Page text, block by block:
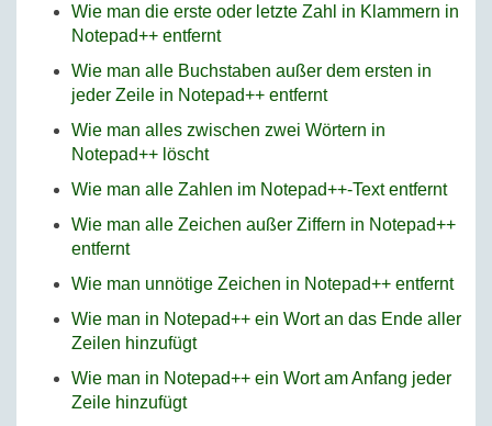
Wie man die erste oder letzte Zahl in Klammern in
Notepad++ entfernt
Wie man alle Buchstaben außer dem ersten in
jeder Zeile in Notepad++ entfernt
Wie man alles zwischen zwei Wörtern in
Notepad++ löscht
Wie man alle Zahlen im Notepad++-Text entfernt
Wie man alle Zeichen außer Ziffern in Notepad++
entfernt
Wie man unnötige Zeichen in Notepad++ entfernt
Wie man in Notepad++ ein Wort an das Ende aller
Zeilen hinzufügt
Wie man in Notepad++ ein Wort am Anfang jeder
Zeile hinzufügt